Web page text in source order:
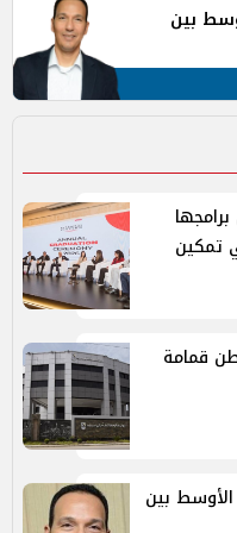
بين
تمكين
المطبات العشوائية و120 طن قمامة
الأوسط بين